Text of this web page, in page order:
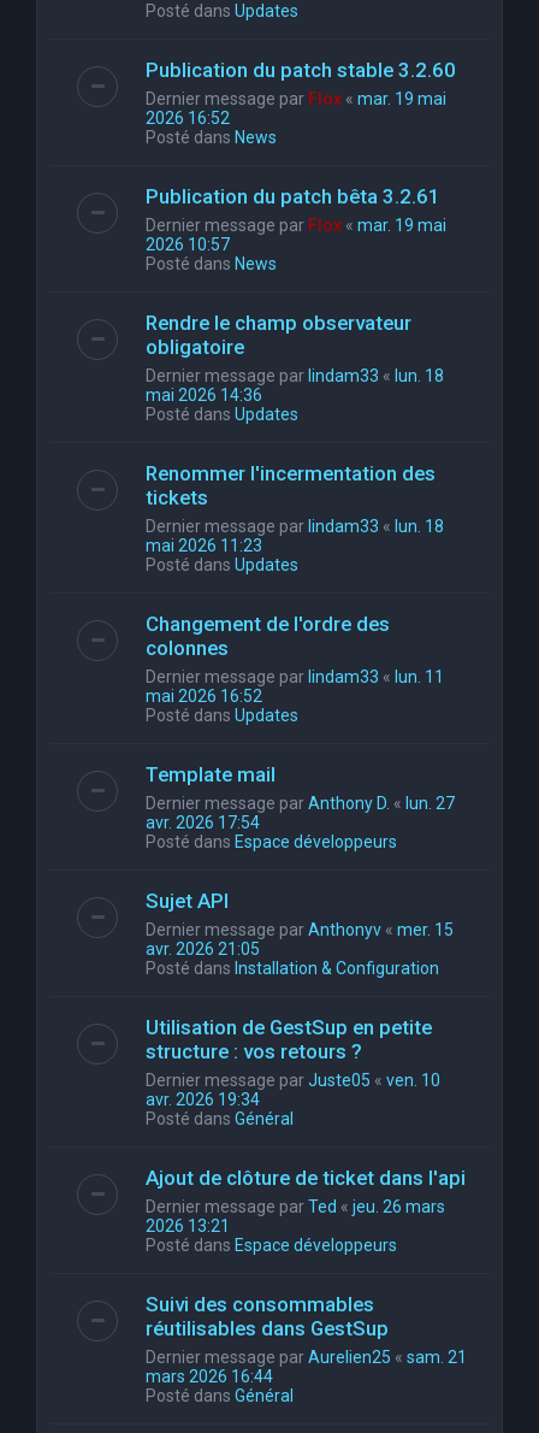
Posté dans Updates
Publication du patch stable 3.2.60
Dernier message par Flox « mar. 19 mai
2026 16:52
Posté dans News
Publication du patch bêta 3.2.61
Dernier message par Flox « mar. 19 mai
2026 10:57
Posté dans News
Rendre le champ observateur
obligatoire
Dernier message par lindam33 « lun. 18
mai 2026 14:36
Posté dans Updates
Renommer l'incermentation des
tickets
Dernier message par lindam33 « lun. 18
mai 2026 11:23
Posté dans Updates
Changement de l'ordre des
colonnes
Dernier message par lindam33 « lun. 11
mai 2026 16:52
Posté dans Updates
Template mail
Dernier message parAnthony D. « lun. 27
avr. 2026 17:54
Posté dans Espace développeurs
Sujet API
Dernier message parAnthonyv « mer. 15
avr. 2026 21:05
Posté dans Installation & Configuration
Utilisation de GestSup en petite
structure : vos retours ?
Dernier message parJuste05 « ven. 10
avr. 2026 19:34
Posté dans Général
Ajout de clôture de ticket dans l'api
Dernier message parTed « jeu. 26 mars
2026 13:21
Posté dans Espace développeurs
Suivi des consommables
réutilisables dans GestSup
Dernier message parAurelien25 « sam. 21
mars 2026 16:44
Posté dans Général